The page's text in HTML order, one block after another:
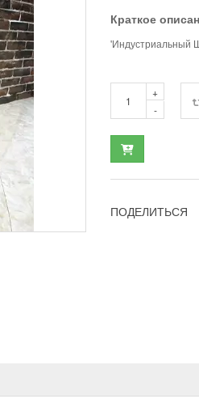
Краткое
'Индустриальный
+
-
ПОДЕЛИТЬСЯ